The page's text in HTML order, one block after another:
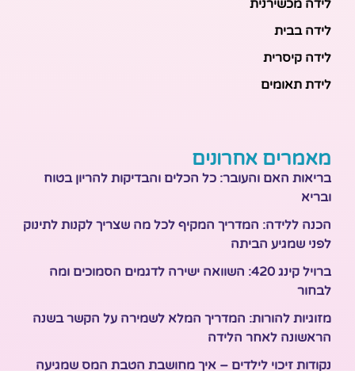
לידה מכשירנית
לידה בבית
לידה קיסרית
לידת תאומים
מאמרים אחרונים
בריאות האם והעובר: כל הכלים והבדיקות להריון בטוח
ובריא
הכנה ללידה: המדריך המקיף לכל מה שצריך לקנות לתינוק
לפני שמגיע הביתה
ברויל קינג 420: השוואה ישירה לדגמים הסמוכים ומה
לבחור
מזוגיות להורות: המדריך המלא לשמירה על הקשר בשנה
הראשונה לאחר הלידה
נקודות זיכוי לילדים – איך מחושבת הטבת המס שמגיעה